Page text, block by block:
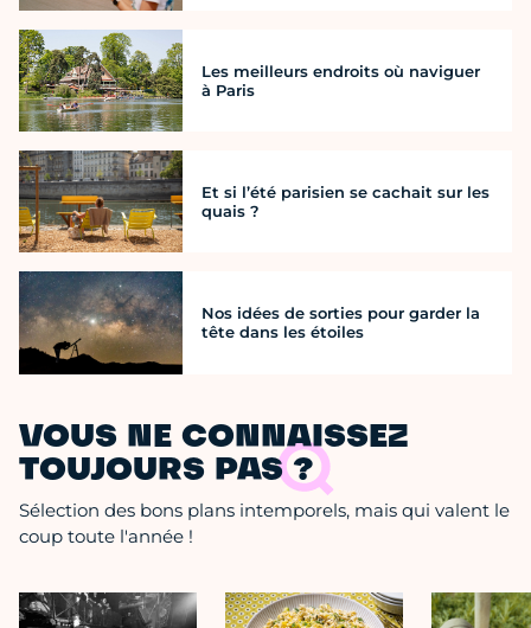
Les meilleurs endroits où naviguer
à Paris
Et si l’été parisien se cachait sur les
quais ?
Nos idées de sorties pour garder la
tête dans les étoiles
VOUS NE CONNAISSEZ
TOUJOURS PAS ?
Sélection des bons plans intemporels, mais qui valent le
coup toute l'année !